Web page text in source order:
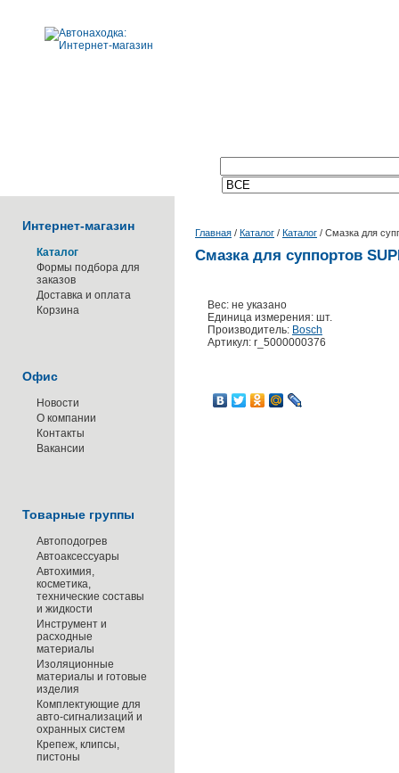
Интернет-магазин
Каталог
Формы подбора для
заказов
Доставка и оплата
Корзина
Офис
Новости
О компании
Контакты
Вакансии
Товарные группы
Автоподогрев
Автоаксессуары
Автохимия,
косметика,
технические составы
и жидкости
Инструмент и
расходные
материалы
Изоляционные
материалы и готовые
изделия
Комплектующие для
авто-сигнализаций и
охранных систем
Крепеж, клипсы,
пистоны
Главная / Каталог / Каталог / Смазка для
Смазка для суппортов
Вес: не указано
Единица измерения: шт.
Производитель: Bosch
Артикул: r_5000000376